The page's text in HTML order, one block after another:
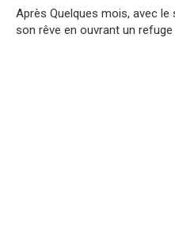
Après Quelques mois, avec
son rêve en ouvrant un refuge